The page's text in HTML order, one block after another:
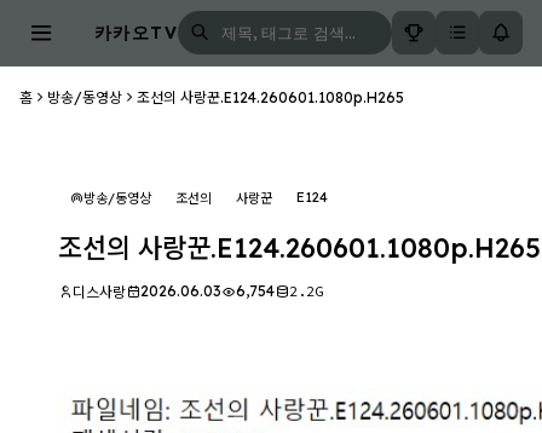
카카오TV
홈 방송/동영상 조선의 사랑꾼.E124.260601.1080p.H265
방송/동영상 조선의 사랑꾼 E124
조선의 사랑꾼.E124.260601.1080p.H265
디스사랑 2026.06.03 6,754 2.2G